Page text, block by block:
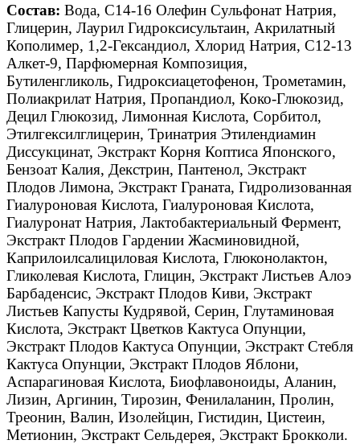
Состав: Вода, C14-16 Олефин Сульфонат Натрия,
Глицерин, Лаурил Гидроксисультаин, Акрилатный
Кополимер, 1,2-Гександиол, Хлорид Натрия, C12-13
Алкет-9, Парфюмерная Композиция,
Бутиленгликоль, Гидроксиацетофенон, Трометамин,
Полиакрилат Натрия, Пропандиол, Коко-Глюкозид,
Децил Глюкозид, Лимонная Кислота, Сорбитол,
Этилгексилглицерин, Тринатрия Этилендиамин
Диссукцинат, Экстракт Корня Коптиса Японского,
Бензоат Калия, Декстрин, Пантенол, Экстракт
Плодов Лимона, Экстракт Граната, Гидролизованная
Гиалуроновая Кислота, Гиалуроновая Кислота,
Гиалуронат Натрия, Лактобактериальный Фермент,
Экстракт Плодов Гардении Жасминовидной,
Каприлоилсалициловая Кислота, Глюконолактон,
Гликолевая Кислота, Глицин, Экстракт Листьев Алоэ
Барбаденсис, Экстракт Плодов Киви, Экстракт
Листьев Капусты Кудрявой, Серин, Глутаминовая
Кислота, Экстракт Цветков Кактуса Опунции,
Экстракт Плодов Кактуса Опунции, Экстракт Стебля
Кактуса Опунции, Экстракт Плодов Яблони,
Аспарагиновая Кислота, Биофлавоноиды, Аланин,
Лизин, Аргинин, Тирозин, Фенилаланин, Пролин,
Треонин, Валин, Изолейцин, Гистидин, Цистеин,
Метионин, Экстракт Сельдерея, Экстракт Брокколи.